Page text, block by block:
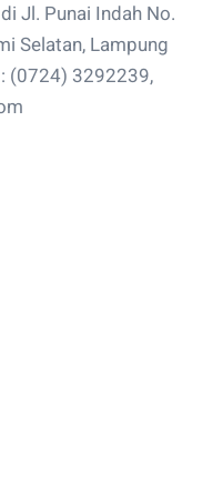
Jl. Punai Indah No.
Selatan, Lampung
(0724) 3292239,